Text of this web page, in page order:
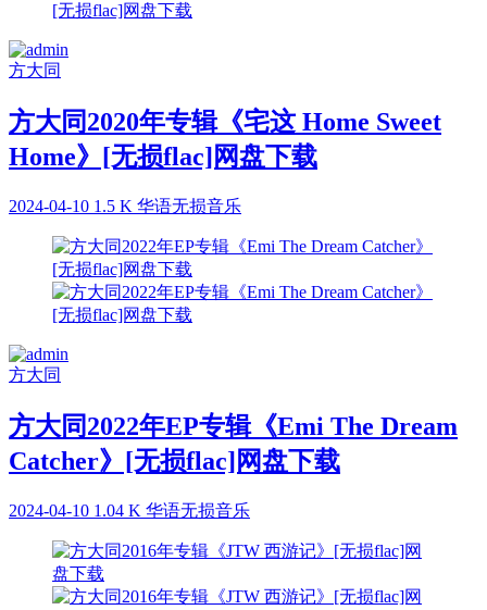
方大同
方大同2020年专辑《宅这 Home Sweet
Home》[无损flac]网盘下载
2024-04-10 1.5 K 华语无损音乐
方大同
方大同2022年EP专辑《Emi The Dream
Catcher》[无损flac]网盘下载
2024-04-10 1.04 K 华语无损音乐